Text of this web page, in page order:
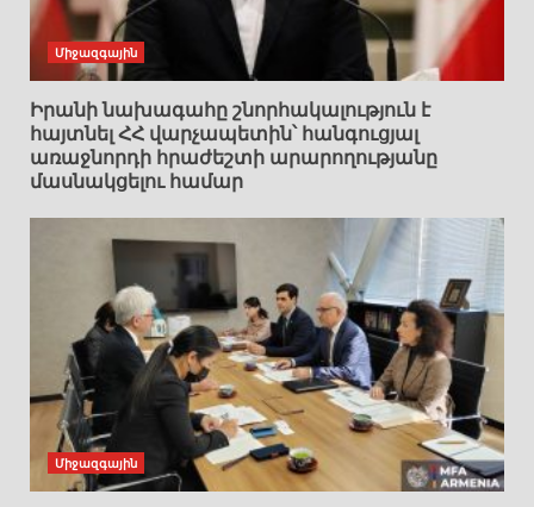
Միջազգային
Իրանի նախագահը շնորհակալություն է
հայտնել ՀՀ վարչապետին՝ հանգուցյալ
առաջնորդի հրաժեշտի արարողությանը
մասնակցելու համար
Միջազգային